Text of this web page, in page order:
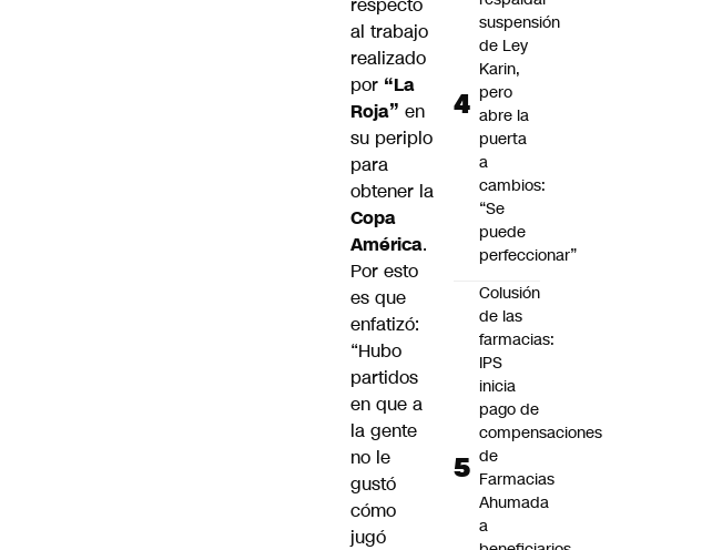
respecto
al trabajo
realizado
por “La
Roja” en
su periplo
para
obtener la
Copa
América.
Por esto
es que
enfatizó:
“Hubo
partidos
en que a
la gente
no le
gustó
cómo
jugó
suspensión
de Ley
Karin,
pero
abre la
puerta
a
cambios:
“Se
puede
perfeccionar”
Colusión
de las
farmacias:
IPS
inicia
pago de
compensaciones
de
Farmacias
Ahumada
a